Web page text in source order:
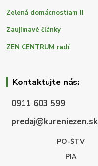
Zelená domácnostiam II
Zaujímavé články
ZEN CENTRUM radí
Kontaktujte nás:
0911 603 599
predaj@kureniezen.sk
PO-ŠTV
PIA